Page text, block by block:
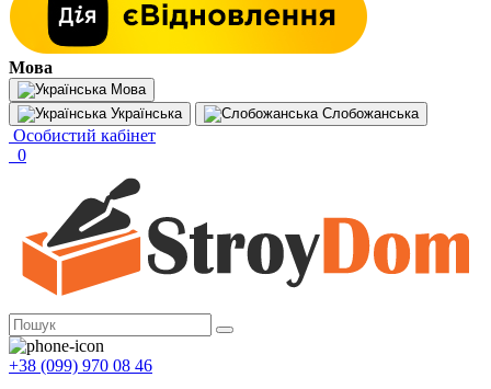
Мова
Мова
Українська
Слобожанська
Особистий кабінет
0
+38 (099) 970 08 46